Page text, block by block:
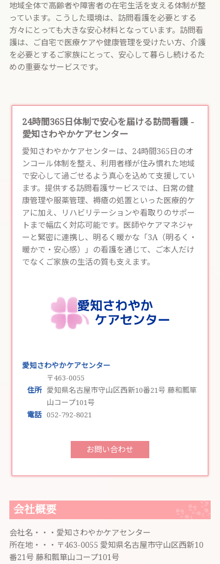
地域全体で高齢者や障害者の在宅生活を支える体制が整
っています。こうした環境は、訪問看護を必要とする
方々にとっても大きな安心材料となっています。訪問看
護は、ご自宅で医療ケアや健康管理を受けたい方、介護
を必要とするご家族にとって、安心して暮らし続けるた
めの重要なサービスです。
24時間365日体制で安心を届ける訪問看護 -
愛知さわやかケアセンター
愛知さわやかケアセンターは、24時間365日のオ
ンコール体制を整え、利用者様が住み慣れた地域
で安心して過ごせるよう真心を込めて支援してい
ます。提供する訪問看護サービスでは、日常の健
康管理や服薬管理、褥瘡の処置といった医療的ケ
アに加え、リハビリテーションや看取りのサポー
トまで幅広く対応可能です。医師やケアマネジャ
ーと緊密に連携し、明るく暖かな「3A（明るく・
暖かで・安心感）」の看護を通じて、ご本人だけ
でなくご家族の生活の質も支えます。
愛知さわやかケアセンター
住所
〒463-0055
愛知県名古屋市守山区西新10番21号 藤和瓢箪
山コープ101号
電話 052-792-8021
お問い合わせ
会社概要
会社名・・・愛知さわやかケアセンター
所在地・・・〒463-0055 愛知県名古屋市守山区西新10
番21号 藤和瓢箪山コープ101号